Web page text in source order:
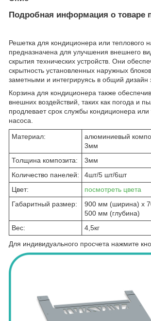
Подробная информация о товаре
Решетка для кондиционера или теплового
предназначена для улучшения внешнего
скрытия технических устройств. Они
скрытность установленных наружных
заметными и интегрируясь в общий дизайн
Корзина для кондиционера также
внешних воздействий, таких как погода и
продлевает срок службы кондиционера или
насоса.
Материал:
алюминиевый
3мм
Толщина композита:
3мм
Количество панелей:
4шт/5 шт/6шт
Цвет:
посмотреть цвета
Габаритный размер:
900 мм (ширина) х
500 мм (глубина)
Вес:
4,5кг
Для индивидуального просчета нажмите